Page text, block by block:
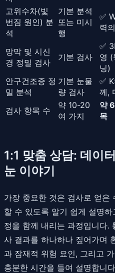
고위수차(빛
번짐 원인) 분
석
기본 분석
또는 미시
행
✅
력
망막 및 시신
경 정밀 검사
기본 검사
✅
영 (
닝)
안구건조증 정
밀 분석
기본 눈물
량 검사
✅
께,
검사 항목 수
약 10-20
여 가지
약
목
1:1 맞춤 상담: 데이
눈 이야기
가장 중요한 것은 검사로 얻은
할 수 있도록 알기 쉽게 설명
정을 함께 내리는 과정입니다.
사 결과를 하나하나 짚어가며
과 잠재적 위험 요인, 그리고
충분한 시간을 들여 설명합니